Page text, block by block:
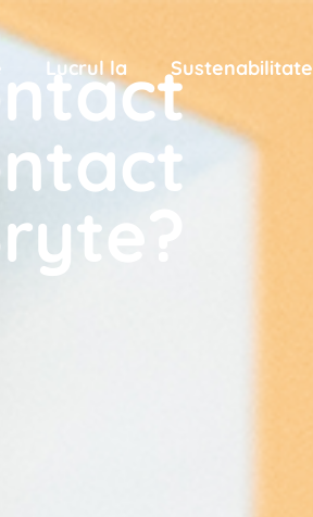
Lucrul la Sustenabilitate